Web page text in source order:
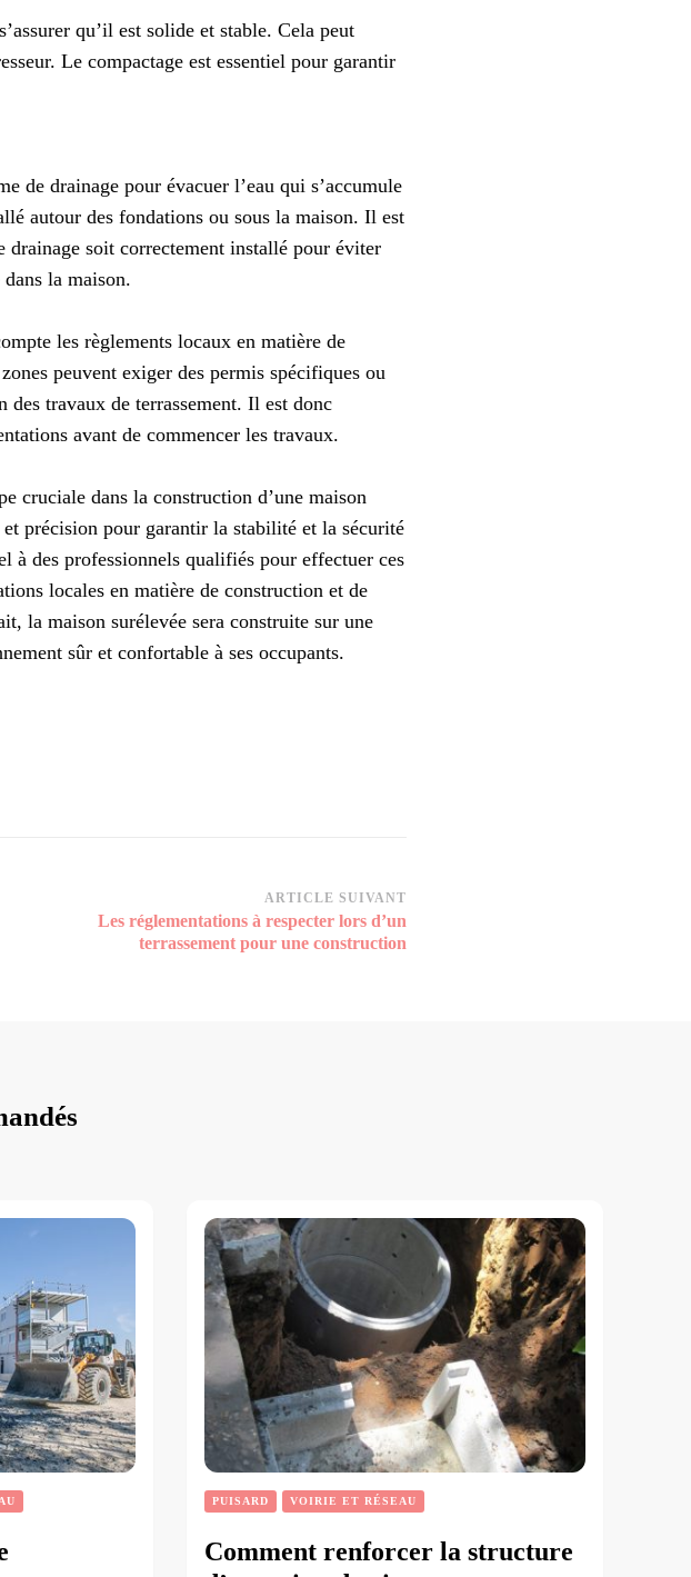
qu’il est solide et stable. Cela peut
Le compactage est essentiel pour garantir
de drainage pour évacuer l’eau qui s’accumule
autour des fondations ou sous la maison. Il est
soit correctement installé pour éviter
la maison.
les règlements locaux en matière de
peuvent exiger des permis spécifiques ou
des travaux de terrassement. Il est donc
avant de commencer les travaux.
cruciale dans la construction d’une maison
précision pour garantir la stabilité et la sécurité
à des professionnels qualifiés pour effectuer ces
locales en matière de construction et de
la maison surélevée sera construite sur une
sûr et confortable à ses occupants.
ARTICLE SUIVANT
Les réglementations à respecter lors d’un
terrassement pour une construction
PUISARD VOIRIE ET RÉSEAU
Comment renforcer la structure